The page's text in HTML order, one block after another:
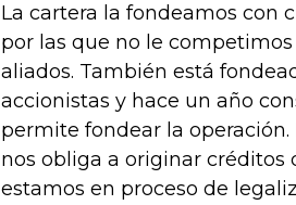
La cartera la fondeamos con
por las que no le
aliados. También está
accionistas y hace un año
permite fondear la
nos obliga a originar créditos
estamos en proceso de